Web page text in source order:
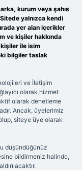
kurum veya şahıs
yalnızca kendi
yer alan içerikler
ve kişiler hakkında
kişiler ile isim
bilgiler taslak
ve İletişim
olarak hizmet
olarak denetleme
Ancak, üyelerimiz
siteye üye olarak
düşündüğünüz
bildirmeniz halinde,